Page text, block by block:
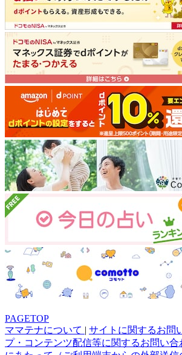
PAGETOP
ママテナについて | サイトに関するお問
プ・コンテンツ配信等に関するお問い合